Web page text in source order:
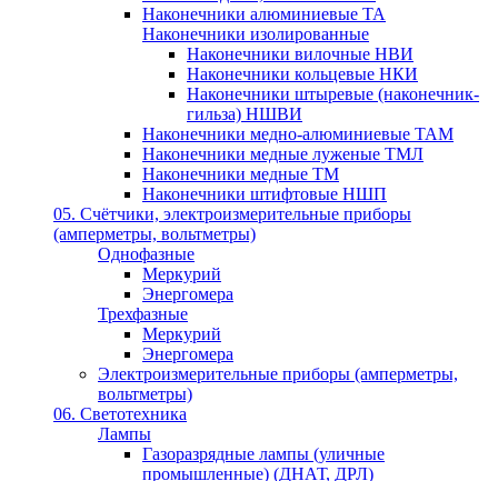
Наконечники алюминиевые ТА
Наконечники изолированные
Наконечники вилочные НВИ
Наконечники кольцевые НКИ
Наконечники штыревые (наконечник-
гильза) НШВИ
Наконечники медно-алюминиевые ТАМ
Наконечники медные луженые ТМЛ
Наконечники медные ТМ
Наконечники штифтовые НШП
05. Счётчики, электроизмерительные приборы
(амперметры, вольтметры)
Однофазные
Меркурий
Энергомера
Трехфазные
Меркурий
Энергомера
Электроизмерительные приборы (амперметры,
вольтметры)
06. Светотехника
Лампы
Газоразрядные лампы (уличные
промышленные) (ДНАТ, ДРЛ)